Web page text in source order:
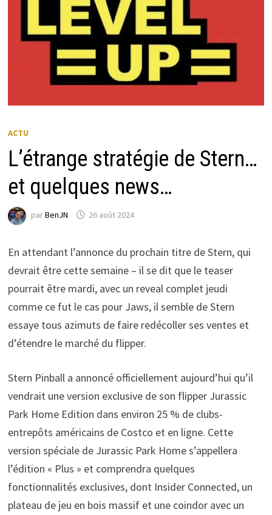
ACTU
L’étrange stratégie de Stern…
et quelques news…
parBenJN 26 août 2024
En attendant l’annonce du prochain titre de Stern, qui
devrait être cette semaine – il se dit que le teaser
pourrait être mardi, avec un reveal complet jeudi
comme ce fut le cas pour Jaws, il semble de Stern
essaye tous azimuts de faire redécoller ses ventes et
d’étendre le marché du flipper.
Stern Pinball a annoncé officiellement aujourd’hui qu’il
vendrait une version exclusive de son flipper Jurassic
Park Home Edition dans environ 25 % de clubs-
entrepôts américains de Costco et en ligne. Cette
version spéciale de Jurassic Park Home s’appellera
l’édition « Plus » et comprendra quelques
fonctionnalités exclusives, dont Insider Connected, un
plateau de jeu en bois massif et une coindor avec un